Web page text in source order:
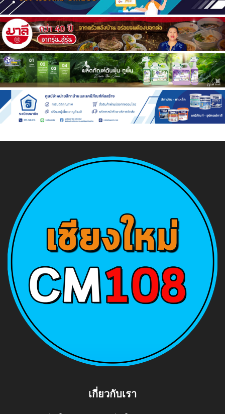
เกี่ยวกับเรา